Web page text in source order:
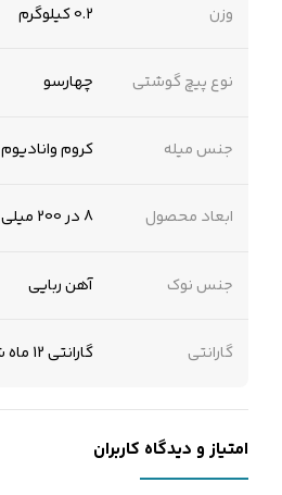
وزن 0.2 کیلوگرم
نوع پیچ گوشتی چهارسو
جنس میله کروم وانادیوم
ابعاد محصول 8 در 200 میلی متر
جنس نوک آهن ربایی
گارانتی گارانتی 12 ماه شرکتی
امتیاز و دیدگاه کاربران